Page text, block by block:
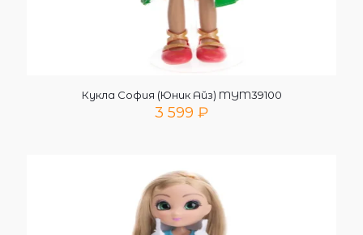
Кукла София (Юник Айз) MYM39100
3 599 ₽